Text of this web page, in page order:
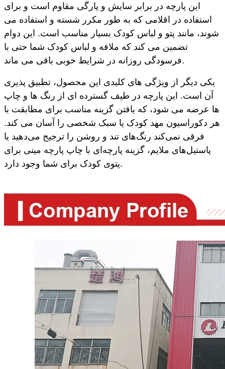
این پارچه در برابر سایش و پارگی مقاوم است و برای
استفاده در اقلامی که به طور مکرر شسته و استفاده می
شوند، مانند پتو و لباس کودک بسیار مناسب است. این دوام
تضمین می کند که ملافه و لباس کودک شما حتی با
فرسودگی روزانه در شرایط خوبی باقی می ماند.
یکی دیگر از ویژگی های کلیدی این محصول، تطبیق پذیری
آن است. این پارچه در طیف گسترده ای از رنگ ها و چاپ
ها عرضه می شود، که یافتن گزینه مناسب برای مطابقت با
هر دکوراسیون مهد کودک یا سبک شخصی را آسان می کند.
فرقی نمی‌کند رنگ‌های تند و روشن را ترجیح می‌دهید یا
پاستیل‌های ملایم، گزینه پارچه‌ای با چاپ پارچه مینی برای
پتوی کودک برای شما وجود دارد.